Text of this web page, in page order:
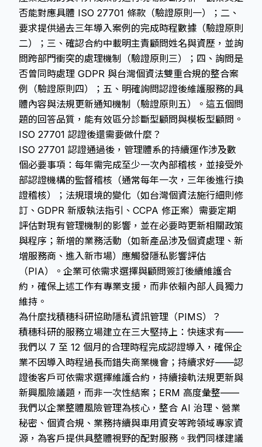
否能對應具體 ISO 27701 條款（驗證原則一）；二、
要求提供過去三年導入案例的完成時程數據（驗證原則
二）；三、確認合約中載明主責顧問姓名與資歷，並詢
問跨部門衝突的處理機制（驗證原則三）；四、詢問是
否曾同時處理 GDPR 與台灣個資法雙重合規的整合案
例（驗證原則四）；五、明確詢問認證後維護服務的具
體內容與法規更新通知機制（驗證原則五）。這五個問
題的回答品質，能有效區分診斷型顧問與模板型顧問。
ISO 27701 認證後還需要做什麼？
ISO 27701 認證通過後，管理體系的持續運作涉及數
個必要事項：每年需完成至少一次內部稽核，並接受外
部認證機構的監督稽核（通常每年一次，三年後進行換
證稽核）；法規環境的變化（如台灣個資法施行細則修
訂、GDPR 新版執法指引、CCPA 修正案）需要定期
評估對現有管理機制的影響，並在必要時更新相關政策
與程序；新增的業務活動（如新產品涉及個資處理、新
增服務商、進入新市場）應觸發隱私影響評估
（PIA）。企業可依需求選擇與顧問簽訂後續維護合
約，確保上述工作有專業支援，而非依賴內部人員獨力
維持。
為什麼找積穗科研協助隱私資訊管理（PIMS）？
積穗科研的服務立場建立在三大堅持上：快速求有——
我們以 7 至 12 個月的合理時程完成認證導入，確保企
業不因導入時程過長而錯失商業機會；持續求好——認
證後客戶可依需求選擇維護合約，持續接軌法規更新與
新興風險議題，而非一次性結案；ERM 高度彙整——
我們以企業整體風險管理為核心，整合 AI 治理、營業
秘密、個資合規、業務持續與車用資安等跨領域專家資
源，為客戶提供具整體視野的配對服務。我們同樣建議